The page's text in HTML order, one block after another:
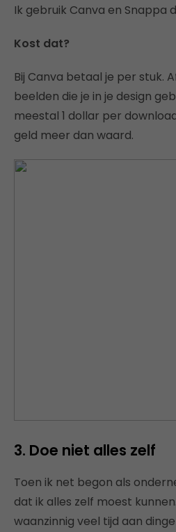
Ik gebruik Canva en Snappa
Kost dat?
Bij Canva betaal je per stuk.
beelden die je in je design
meestal 1 dollar per
geld meer dan waard.
3. Doe niet alles zelf
Toen ik net begon als
dat ik alles zelf moest
waanzinnig veel tijd aan